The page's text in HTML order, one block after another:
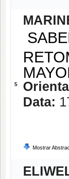
5
Data:
Mostrar